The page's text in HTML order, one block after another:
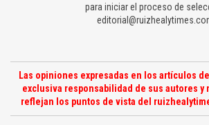
para iniciar el proceso de
Las opiniones expresadas en los artículos
exclusiva responsabilidad de sus autores y
reflejan los puntos de vista del